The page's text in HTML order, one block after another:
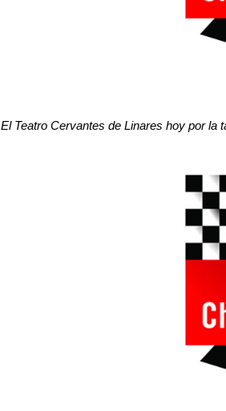
El Teatro Cervantes de Linares hoy por la